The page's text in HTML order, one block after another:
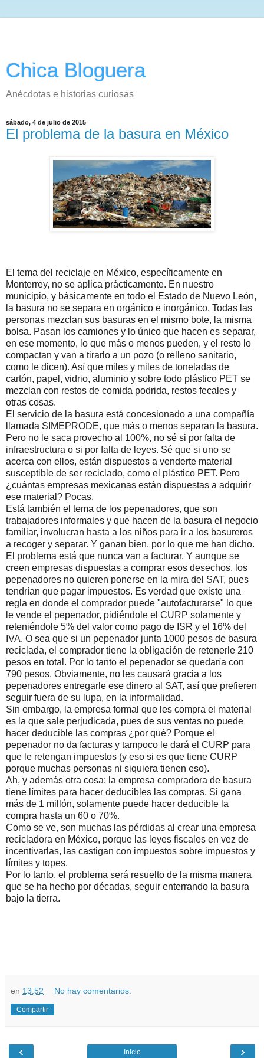
Chica Bloguera
Anécdotas e historias curiosas
sábado, 4 de julio de 2015
El problema de la basura en México
El tema del reciclaje en México, específicamente en
Monterrey, no se aplica prácticamente. En nuestro
municipio, y básicamente en todo el Estado de Nuevo León,
la basura no se separa en orgánico e inorgánico. Todas las
personas mezclan sus basuras en el mismo bote, la misma
bolsa. Pasan los camiones y lo único que hacen es separar,
en ese momento, lo que más o menos pueden, y el resto lo
compactan y van a tirarlo a un pozo (o relleno sanitario,
como le dicen). Así que miles y miles de toneladas de
cartón, papel, vidrio, aluminio y sobre todo plástico PET se
mezclan con restos de comida podrida, restos fecales y
otras cosas.
El servicio de la basura está concesionado a una compañía
llamada SIMEPRODE, que más o menos separan la basura.
Pero no le saca provecho al 100%, no sé si por falta de
infraestructura o si por falta de leyes. Sé que si uno se
acerca con ellos, están dispuestos a venderte material
susceptible de ser reciclado, como el plástico PET. Pero
¿cuántas empresas mexicanas están dispuestas a adquirir
ese material? Pocas.
Está también el tema de los pepenadores, que son
trabajadores informales y que hacen de la basura el negocio
familiar, involucran hasta a los niños para ir a los basureros
a recoger y separar. Y ganan bien, por lo que me han dicho.
El problema está que nunca van a facturar. Y aunque se
creen empresas dispuestas a comprar esos desechos, los
pepenadores no quieren ponerse en la mira del SAT, pues
tendrían que pagar impuestos. Es verdad que existe una
regla en donde el comprador puede "autofacturarse" lo que
le vende el pepenador, pidiéndole el CURP solamente y
reteniéndole 5% del valor como pago de ISR y el 16% del
IVA. O sea que si un pepenador junta 1000 pesos de basura
reciclada, el comprador tiene la obligación de retenerle 210
pesos en total. Por lo tanto el pepenador se quedaría con
790 pesos. Obviamente, no les causará gracia a los
pepenadores entregarle ese dinero al SAT, así que prefieren
seguir fuera de su lupa, en la informalidad.
Sin embargo, la empresa formal que les compra el material
es la que sale perjudicada, pues de sus ventas no puede
hacer deducible las compras ¿por qué? Porque el
pepenador no da facturas y tampoco le dará el CURP para
que le retengan impuestos (y eso si es que tiene CURP
porque muchas personas ni siquiera tienen eso).
Ah, y además otra cosa: la empresa compradora de basura
tiene límites para hacer deducibles las compras. Si gana
más de 1 millón, solamente puede hacer deducible la
compra hasta un 60 o 70%.
Como se ve, son muchas las pérdidas al crear una empresa
recicladora en México, porque las leyes fiscales en vez de
incentivarlas, las castigan con impuestos sobre impuestos y
límites y topes.
Por lo tanto, el problema será resuelto de la misma manera
que se ha hecho por décadas, seguir enterrando la basura
bajo la tierra.
en 13:52 No hay comentarios:
Compartir
‹ ›
Inicio